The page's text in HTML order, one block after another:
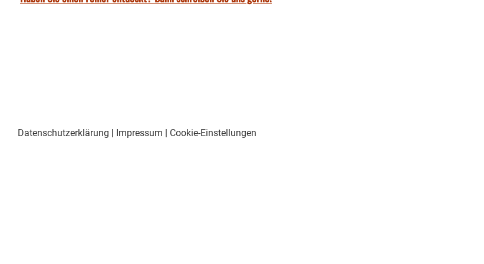
Datenschutzerklärung | Impressum | Cookie-Einstellungen